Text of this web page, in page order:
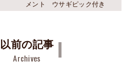
メント ウサギピック付き
以前の記事
Archives